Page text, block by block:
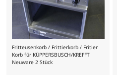
Fritteusenkorb / Frittierkorb / Fritier
Korb für KÜPPERSBUSCH/KREFFT
Neuware 2 Stück